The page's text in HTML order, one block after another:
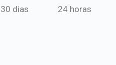
mensal*
de crédito
30 dias 24 horas